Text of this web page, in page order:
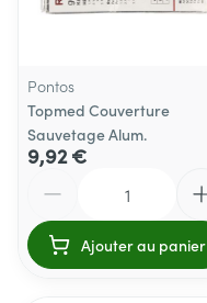
Pontos
Topmed Couverture
Sauvetage Alum.
9,92 €
Ajouter au panier